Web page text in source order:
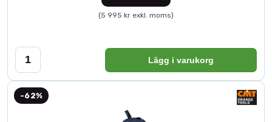
(5 995 kr exkl. moms)
Lägg i varukorg
-62%